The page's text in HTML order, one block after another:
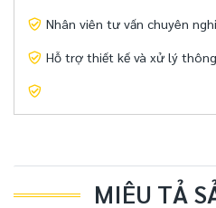
Nhân viên tư vấn chuyên
Hỗ trợ thiết kế và xử lý
MIÊU TẢ